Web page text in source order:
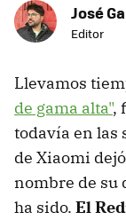
José
Editor
Llevamos
de gama alta",
todavía en las
de Xiaomi
nombre de su
ha sido. El